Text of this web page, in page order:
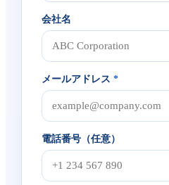
会社名
メールアドレス *
電話番号（任意）